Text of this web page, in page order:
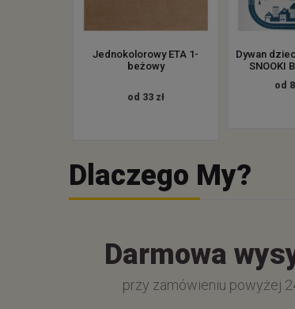
Jednokolorowy ETA 1-
beżowy
od 33 zł
Dywan
SNOOKI
od
Dlaczego My?
Darmowa
przy zamówieniu powyżej